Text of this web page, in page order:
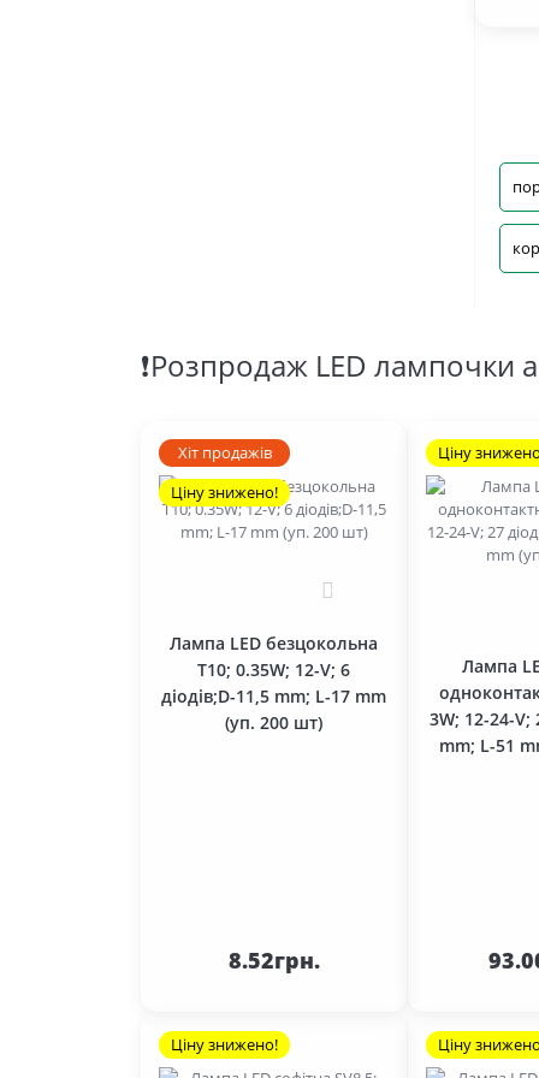
❗Розпродаж LED лампочки
Хіт продажів
Ціну знижено!
Лампа LED безцокольна
T10; 0.35W; 12-V; 6
діодів;D-11,5 mm; L-17 mm
(уп. 200 шт)
8.52грн.
кошика
Ціну
Лампа
3W; 12-24-V;
mm; L-51
Ціну знижено! Ціну